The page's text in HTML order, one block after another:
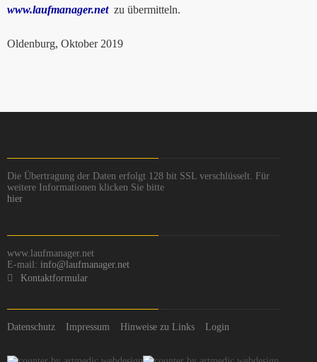
www.laufmanager.netzu übermitteln.
Oldenburg, Oktober 2019
Die Übertragung der Daten erfolgt 128 bit SSL verschlüsselt. Für
weitere Informationen klicken Sie bitte
hier
www.laufmanager.net
E-mail: info@laufmanager.net
Kontaktformular
Datenschutz Impressum Hinweise zu Links Login